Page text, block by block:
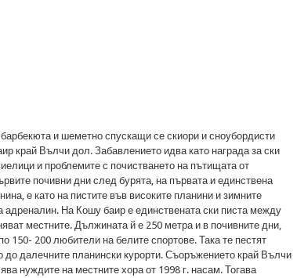
и шеметно спускащи се скиори и сноубордисти
край Вълчи дол. Забавлението идва като награда за ски
и проблемите с почистването на пътищата от
почивни дни след бурята, на първата и единствена
е като на пистите във високите планини и зимните
адреналин. На Кошу баир е единствената ски писта между
местните. Дължината й е 250 метра и в почивните дни,
150- 200 любители на белите спортове. Така те пестят
до далечните планински курорти. Съоръжението край Вълчи
нуждите на местните хора от 1998 г. насам. Тогава